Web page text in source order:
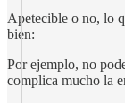
Apetecible o no, lo
bien:
Por ejemplo, no
complica mucho la